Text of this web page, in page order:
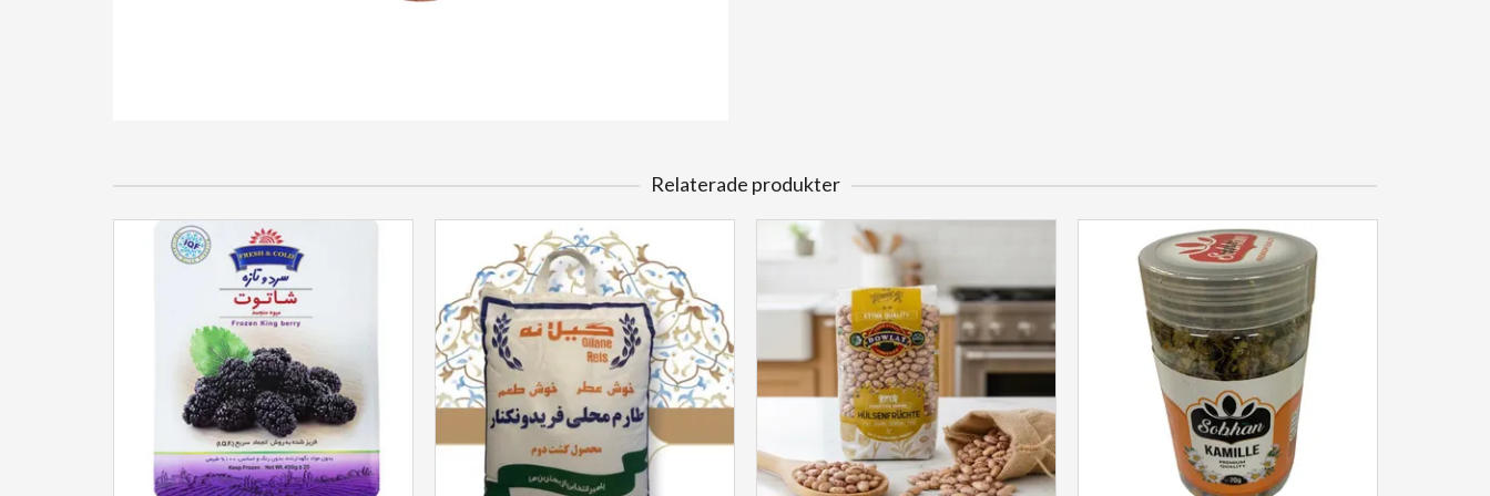
Relaterade produkter